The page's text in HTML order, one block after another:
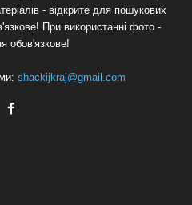
- відкрите для пошукових
При використанні фото -
обов'язкове!
shackijkraj@gmail.com